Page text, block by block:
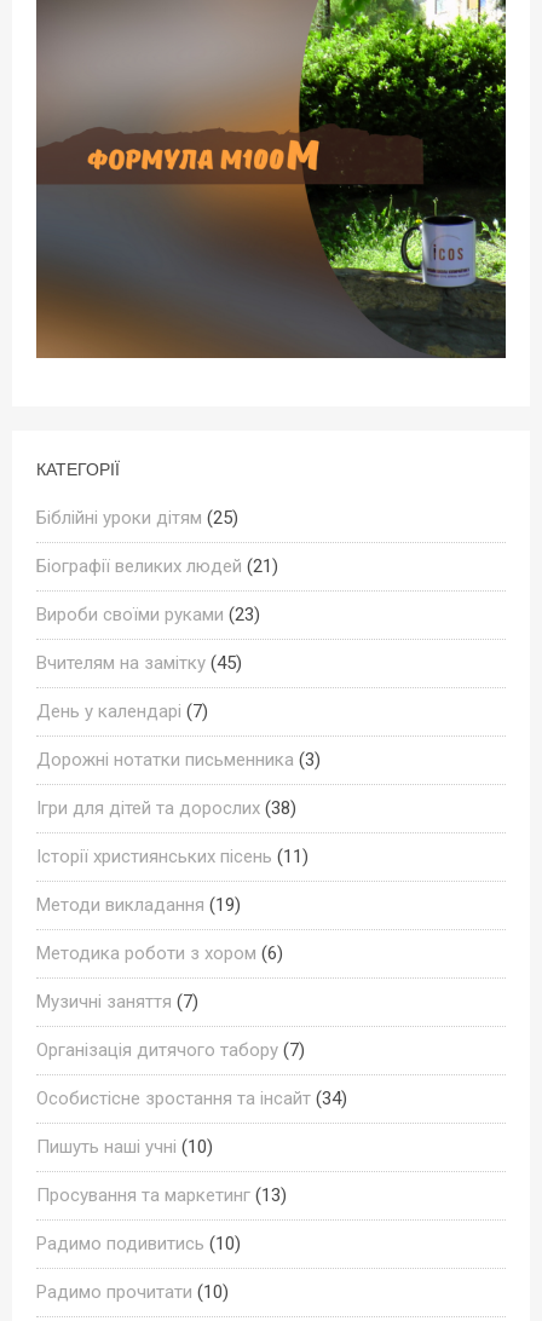
КАТЕГОРІЇ
Біблійні уроки дітям (25)
Біографії великих людей (21)
Вироби своїми руками (23)
Вчителям на замітку (45)
День у календарі (7)
Дорожні нотатки письменника (3)
Ігри для дітей та дорослих (38)
Історії християнських пісень (11)
Методи викладання (19)
Методика роботи з хором (6)
Музичні заняття (7)
Організація дитячого табору (7)
Особистісне зростання та інсайт (34)
Пишуть наші учні (10)
Просування та маркетинг (13)
Радимо подивитись (10)
Радимо прочитати (10)